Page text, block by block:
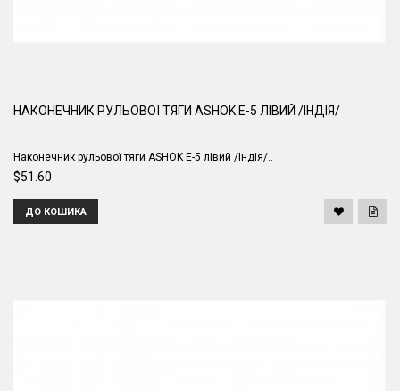
НАКОНЕЧНИК РУЛЬОВОЇ ТЯГИ ASHOK E-5 ЛІВИЙ /ІНДІЯ/
Наконечник рульової тяги ASHOK E-5 лівий /Індія/..
$51.60
ДО КОШИКА